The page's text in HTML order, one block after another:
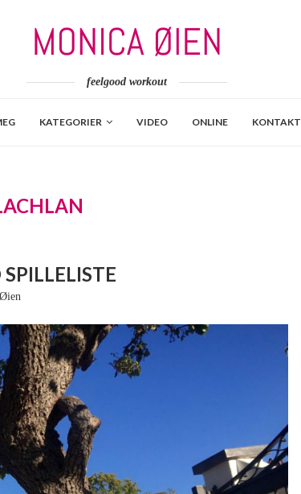
feelgood workout
KATEGORIER VIDEO ONLINE KONTAKT